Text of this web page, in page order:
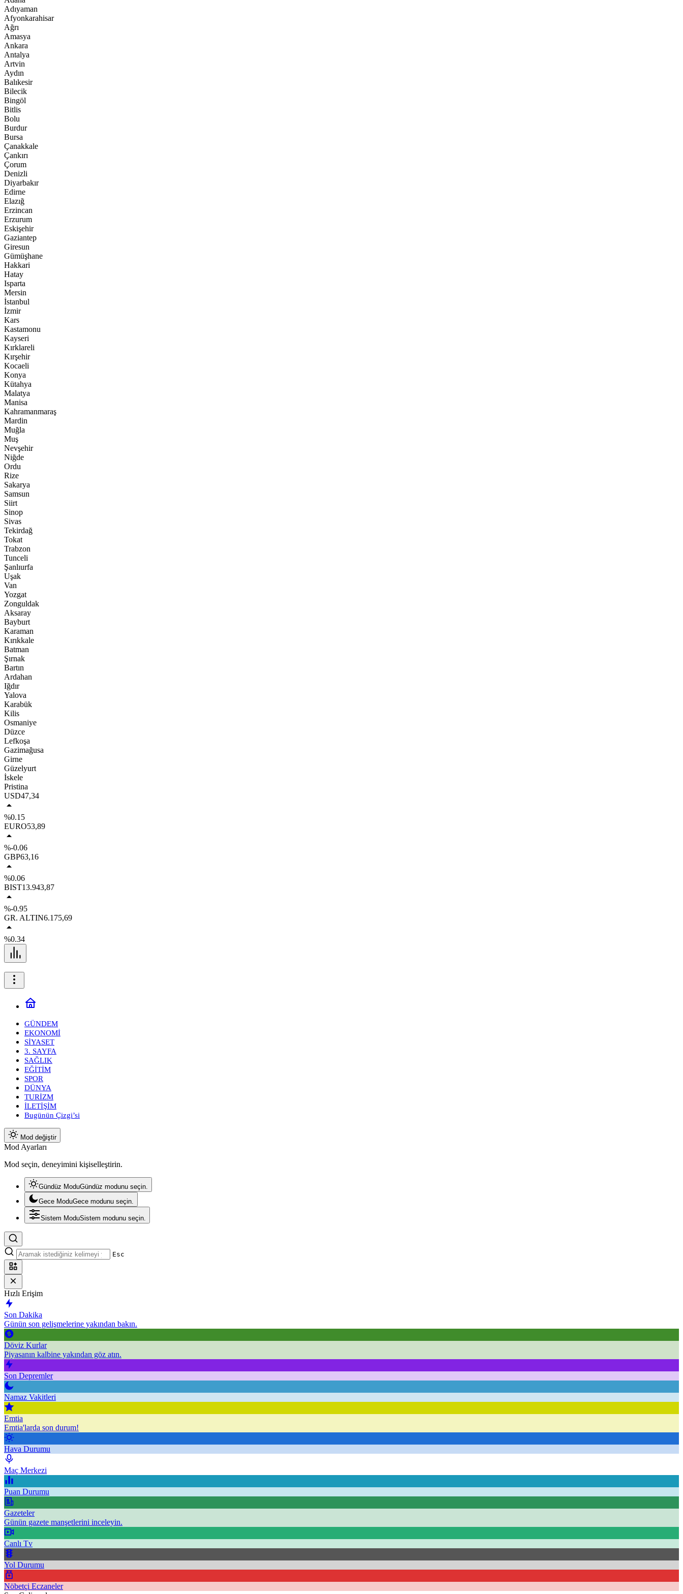
Adıyaman
Afyonkarahisar
Ağrı
Amasya
Ankara
Antalya
Artvin
Aydın
Balıkesir
Bilecik
Bingöl
Bitlis
Bolu
Burdur
Bursa
Çanakkale
Çankırı
Çorum
Denizli
Diyarbakır
Edirne
Elazığ
Erzincan
Erzurum
Eskişehir
Gaziantep
Giresun
Gümüşhane
Hakkari
Hatay
Isparta
Mersin
İstanbul
İzmir
Kars
Kastamonu
Kayseri
Kırklareli
Kırşehir
Kocaeli
Konya
Kütahya
Malatya
Manisa
Kahramanmaraş
Mardin
Muğla
Muş
Nevşehir
Niğde
Ordu
Rize
Sakarya
Samsun
Siirt
Sinop
Sivas
Tekirdağ
Tokat
Trabzon
Tunceli
Şanlıurfa
Uşak
Van
Yozgat
Zonguldak
Aksaray
Bayburt
Karaman
Kırıkkale
Batman
Şırnak
Bartın
Ardahan
Iğdır
Yalova
Karabük
Kilis
Osmaniye
Düzce
Lefkoşa
Gazimağusa
Girne
Güzelyurt
İskele
Pristina
USD47,34
%0.15
EURO53,89
%-0.06
GBP63,16
%0.06
BIST13.943,87
%-0.95
GR. ALTIN6.175,69
%0.34
GÜNDEM
EKONOMİ
SİYASET
3. SAYFA
SAĞLIK
EĞİTİM
SPOR
DÜNYA
TURİZM
İLETİŞİM
Bugünün Çizgi’si
Mod değiştir
Mod Ayarları
Mod seçin, deneyimini kişiselleştirin.
Gündüz ModuGündüz modunu seçin.
Gece ModuGece modunu seçin.
Sistem ModuSistem modunu seçin.
Esc
Hızlı Erişim
Son Dakika
Günün son gelişmelerine yakından bakın.
Döviz Kurlar
Piyasanın kalbine yakından göz atın.
Son Depremler
Namaz Vakitleri
Emtia
Emtia'larda son durum!
Hava Durumu
Maç Merkezi
Puan Durumu
Gazeteler
Günün gazete manşetlerini inceleyin.
Canlı Tv
Yol Durumu
Nöbetçi Eczaneler